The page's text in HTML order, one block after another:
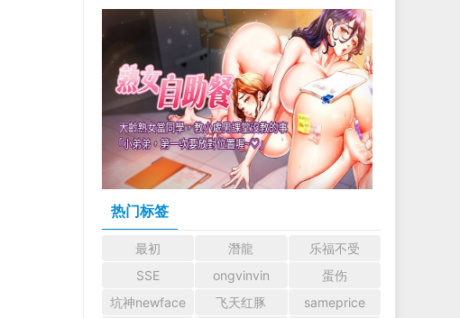
热门标签
最初 潛龍
乐福不受
SSE
ongvinvin
蛋伤
坑神newface
飞天红豚
sameprice